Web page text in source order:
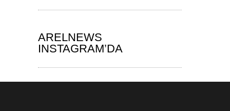
ARELNEWS
INSTAGRAM’DA